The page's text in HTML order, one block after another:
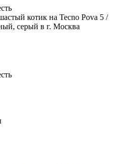
котик на Tecno Pova 5 /
серый в г. Москва